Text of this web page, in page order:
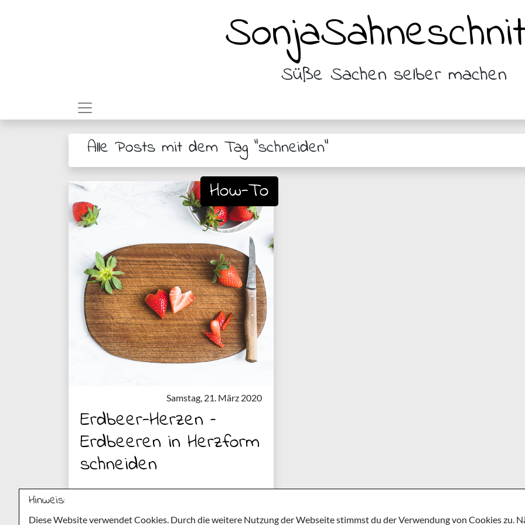
Süße Sachen selber machen
Alle Posts mit dem Tag "schneiden"
How-To
Samstag, 21. März 2020
Erdbeer-Herzen –
Erdbeeren in Herzform
schneiden
Hinweis:
Diese Website verwendet Cookies. Durch die weitere Nutzung der Webseite stimmst du der Verwendung von Cookies zu.